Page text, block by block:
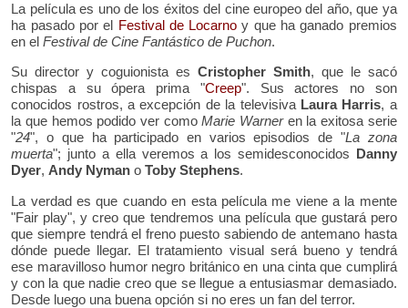
La película es uno de los éxitos del cine europeo del año, que ya
ha pasado por el Festival de Locarno y que ha ganado premios
en elFestival de Cine Fantástico de Puchon.
Su director y coguionista es Cristopher Smith, que le sacó
chispas a su ópera prima "Creep". Sus actores no son
conocidos rostros, a excepción de la televisiva Laura Harris, a
la que hemos podido ver comoMarie Warneren la exitosa serie
"24", o que ha participado en varios episodios de "La zona
muerta"; junto a ella veremos a los semidesconocidos Danny
Dyer, Andy Nyman oToby Stephens.
La verdad es que cuando en esta película me viene a la mente
"Fair play", y creo que tendremos una película que gustará pero
que siempre tendrá el freno puesto sabiendo de antemano hasta
dónde puede llegar. El tratamiento visual será bueno y tendrá
ese maravilloso humor negro británico en una cinta que cumplirá
y con la que nadie creo que se llegue a entusiasmar demasiado.
Desde luego una buena opción si no eres un fan del terror.